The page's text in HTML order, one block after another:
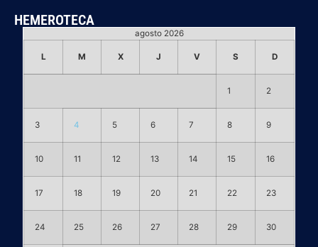
HEMEROTECA
agosto 2026
L M X J V S D
1 2
3 4 5 6 7 8 9
10 11 12 13 14 15 16
17 18 19 20 21 22 23
24 25 26 27 28 29 30